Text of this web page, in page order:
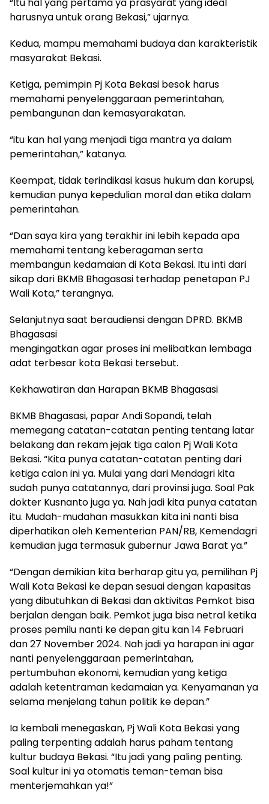
harusnya untuk orang Bekasi,” ujarnya.
Kedua, mampu memahami budaya dan karakteristik
masyarakat Bekasi.
Ketiga, pemimpin Pj Kota Bekasi besok harus
memahami penyelenggaraan pemerintahan,
pembangunan dan kemasyarakatan.
“itu kan hal yang menjadi tiga mantra ya dalam
pemerintahan,” katanya.
Keempat, tidak terindikasi kasus hukum dan korupsi,
kemudian punya kepedulian moral dan etika dalam
pemerintahan.
“Dan saya kira yang terakhir ini lebih kepada apa
memahami tentang keberagaman serta
membangun kedamaian di Kota Bekasi. Itu inti dari
sikap dari BKMB Bhagasasi terhadap penetapan PJ
Wali Kota,” terangnya.
Selanjutnya saat beraudiensi dengan DPRD. BKMB
Bhagasasi
mengingatkan agar proses ini melibatkan lembaga
adat terbesar kota Bekasi tersebut.
Kekhawatiran dan Harapan BKMB Bhagasasi
BKMB Bhagasasi, papar Andi Sopandi, telah
memegang catatan-catatan penting tentang latar
belakang dan rekam jejak tiga calon Pj Wali Kota
Bekasi. “Kita punya catatan-catatan penting dari
ketiga calon ini ya. Mulai yang dari Mendagri kita
sudah punya catatannya, dari provinsi juga. Soal Pak
dokter Kusnanto juga ya. Nah jadi kita punya catatan
itu. Mudah-mudahan masukkan kita ini nanti bisa
diperhatikan oleh Kementerian PAN/RB, Kemendagri
kemudian juga termasuk gubernur Jawa Barat ya.”
“Dengan demikian kita berharap gitu ya, pemilihan Pj
Wali Kota Bekasi ke depan sesuai dengan kapasitas
yang dibutuhkan di Bekasi dan aktivitas Pemkot bisa
berjalan dengan baik. Pemkot juga bisa netral ketika
proses pemilu nanti ke depan gitu kan 14 Februari
dan 27 November 2024. Nah jadi ya harapan ini agar
nanti penyelenggaraan pemerintahan,
pertumbuhan ekonomi, kemudian yang ketiga
adalah ketentraman kedamaian ya. Kenyamanan ya
selama menjelang tahun politik ke depan.”
Ia kembali menegaskan, Pj Wali Kota Bekasi yang
paling terpenting adalah harus paham tentang
kultur budaya Bekasi. “Itu jadi yang paling penting.
Soal kultur ini ya otomatis teman-teman bisa
menterjemahkan ya!”